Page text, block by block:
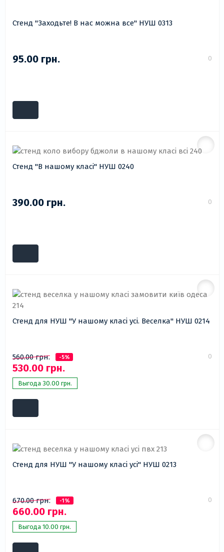
Стенд "Заходьте! В нас можна все" НУШ 0313
95.00 грн. 0
Стенд "В нашому класі" НУШ 0240
390.00 грн. 0
Стенд для НУШ "У нашому класі усі. Веселка" НУШ 0214
560.00 грн. -5%
530.00 грн.
Выгода 30.00 грн.
0
Стенд для НУШ "У нашому класі усі" НУШ 0213
670.00 грн. -1%
660.00 грн.
Выгода 10.00 грн.
0